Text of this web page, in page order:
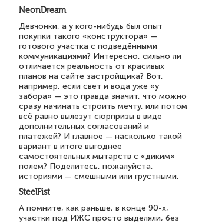
NeonDream
Девчонки, а у кого-нибудь был опыт
покупки такого «конструктора» —
готового участка с подведёнными
коммуникациями? Интересно, сильно ли
отличается реальность от красивых
планов на сайте застройщика? Вот,
например, если свет и вода уже «у
забора» — это правда значит, что можно
сразу начинать строить мечту, или потом
всё равно вылезут сюрпризы в виде
дополнительных согласований и
платежей? И главное — насколько такой
вариант в итоге выгоднее
самостоятельных мытарств с «диким»
полем? Поделитесь, пожалуйста,
историями — смешными или грустными.
SteelFist
А помните, как раньше, в конце 90-х,
участки под ИЖС просто выделяли, без